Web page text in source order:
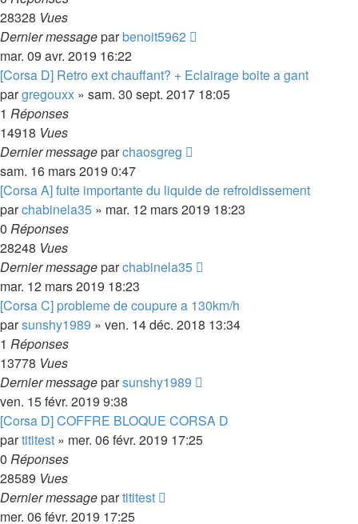
28328 Vues
Dernier messageparbenoit5962
mar. 09 avr. 2019 16:22
[Corsa D] Retro ext chauffant? + Eclairage boite a gant
pargregouxx » sam. 30 sept. 2017 18:05
1 Réponses
14918 Vues
Dernier messageparchaosgreg
sam. 16 mars 2019 0:47
[Corsa A] fuite importante du liquide de refroidissement
parchabinela35 » mar. 12 mars 2019 18:23
0 Réponses
28248 Vues
Dernier messageparchabinela35
mar. 12 mars 2019 18:23
[Corsa C] probleme de coupure a 130km/h
parsunshy1989 » ven. 14 déc. 2018 13:34
1 Réponses
13778 Vues
Dernier messageparsunshy1989
ven. 15 févr. 2019 9:38
[Corsa D] COFFRE BLOQUE CORSA D
partititest » mer. 06 févr. 2019 17:25
0 Réponses
28589 Vues
Dernier messagepartititest
mer. 06 févr. 2019 17:25